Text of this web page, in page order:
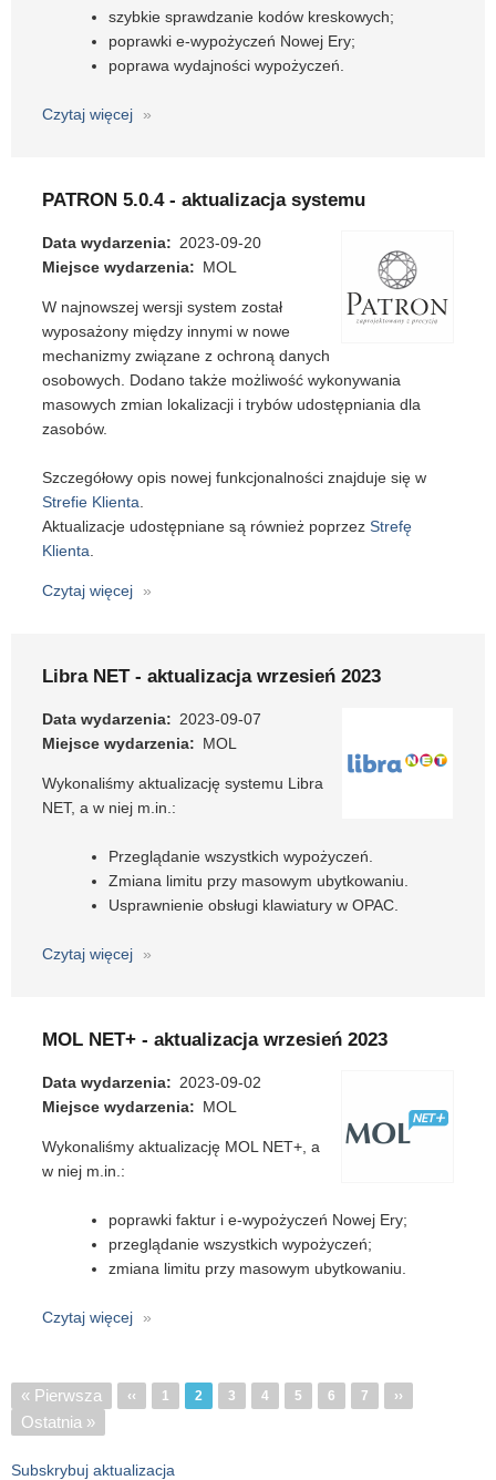
szybkie sprawdzanie kodów kreskowych;
poprawki e-wypożyczeń Nowej Ery;
poprawa wydajności wypożyczeń.
Czytaj więcej
o
aktualizacja
listopad
PATRON 5.0.4 - aktualizacja systemu
Data wydarzenia
2023-09-20
Miejsce wydarzenia
MOL
W najnowszej wersji system został
wyposażony między innymi w nowe
mechanizmy związane z ochroną danych
osobowych. Dodano także możliwość wykonywania
masowych zmian lokalizacji i trybów udostępniania dla
zasobów.
Szczegółowy opis nowej funkcjonalności znajduje się w
Strefie Klienta
Aktualizacje udostępniane są również poprzez Strefę
Klienta
Czytaj więcej
o
aktualizacja
systemu
Libra NET - aktualizacja wrzesień 2023
Data wydarzenia
2023-09-07
Miejsce wydarzenia
MOL
Wykonaliśmy aktualizację systemu Libra
NET, a w niej m.in.:
Przeglądanie wszystkich wypożyczeń.
Zmiana limitu przy masowym ubytkowaniu.
Usprawnienie obsługi klawiatury w OPAC.
Czytaj więcej
o
aktualizacja
wrzesień
MOL NET+ - aktualizacja wrzesień 2023
Data wydarzenia
2023-09-02
Miejsce wydarzenia
MOL
Wykonaliśmy aktualizację MOL NET+, a
w niej m.in.:
poprawki faktur i e-wypożyczeń Nowej Ery;
przeglądanie wszystkich wypożyczeń;
zmiana limitu przy masowym ubytkowaniu.
Czytaj więcej
o
aktualizacja
2023
Stronicowanie
Pierwsza
strona
« Pierwsza
Poprzednia
‹‹ Strona
1 2 Strona
3 Strona
4 Strona
5 Strona
6 Strona
7
Następna
››
Ostatnia
Ostatnia »
Subskrybuj aktualizacja